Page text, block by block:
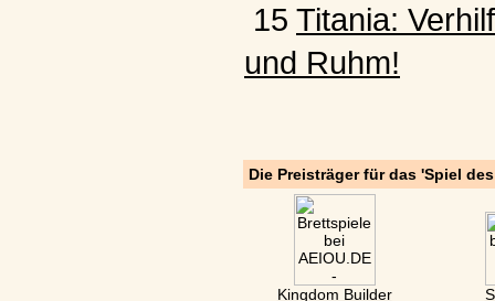
15 Titania:
und Ruhm!
Die Preisträger für das 'Spiel
Kingdom Builder